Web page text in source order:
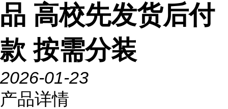
品 高校先发货后付
款 按需分装
2026-01-23
产品详情